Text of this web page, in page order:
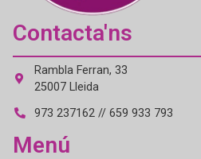
Contacta'ns
Rambla Ferran, 33
25007 Lleida
973 237162 // 659 933 793
Menú